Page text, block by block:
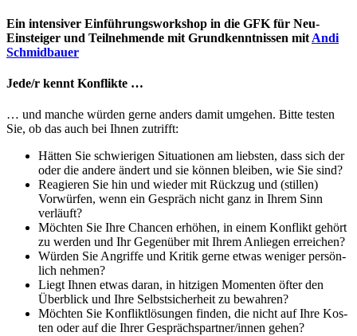
Ein intensiver Einführungsworkshop in die GFK für Neu-
Einsteiger und Teilnehmende mit Grundkenntnissen mit Andi
Schmidbauer
Jede/r kennt Konflikte …
… und manche würden gerne anders damit umgehen. Bitte tes­ten
Sie, ob das auch bei Ihnen zutrifft:
Hätten Sie schwierigen Situatio­nen am liebsten, dass sich der
oder die andere ändert und sie können bleiben, wie Sie sind?
Reagieren Sie hin und wieder mit Rückzug und (stillen)
Vorwür­fen, wenn ein Gespräch nicht ganz in Ihrem Sinn
verläuft?
Möchten Sie Ihre Chancen erhöhen, in einem Konflikt gehört
zu werden und Ihr Gegenüber mit Ihrem Anliegen erreichen?
Würden Sie Angriffe und Kritik gerne etwas weniger persön­
lich nehmen?
Liegt Ihnen etwas daran, in hitzigen Momenten öfter den
Überblick und Ihre Selbstsicherheit zu bewahren?
Möchten Sie Konfliktlösungen finden, die nicht auf Ihre Kos­
ten oder auf die Ihrer Gesprächspartner/innen gehen?